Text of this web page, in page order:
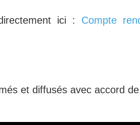
ici : Compte
et diffusés avec accord